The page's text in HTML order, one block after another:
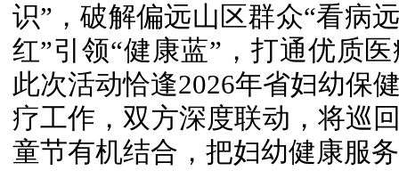
识”，破解偏远山区群众“看病
红”引领“健康蓝”，打通优质
此次活动恰逢2026年省妇幼保
疗工作，双方深度联动，将巡
童节有机结合，把妇幼健康服